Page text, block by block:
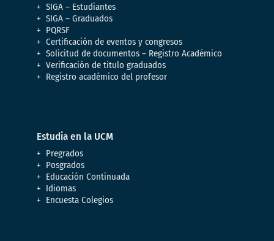
SIGA – Estudiantes
SIGA – Graduados
PQRSF
Certificación de eventos y congresos
Solicitud de documentos – Registro Académico
Verificación de titulo graduados
Registro académico del profesor
Estudia en la UCM
Pregrados
Posgrados
Educación Continuada
Idiomas
Encuesta Colegios